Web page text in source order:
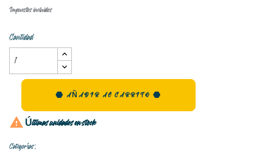
Impuestos incluidos
Cantidad
AÑADIR AL CARRITO
 Últimas unidades en stock
Categorías: